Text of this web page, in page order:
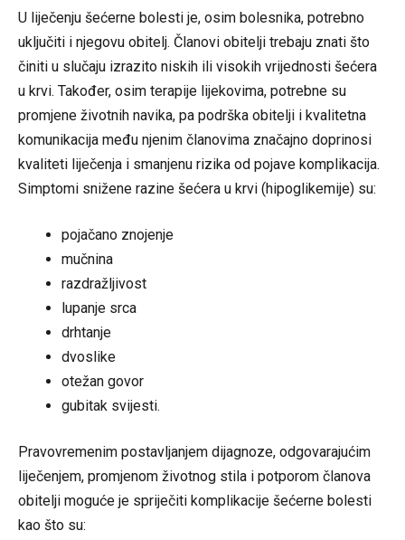
U liječenju šećerne bolesti je, osim bolesnika, potrebno
uključiti i njegovu obitelj. Članovi obitelji trebaju znati što
činiti u slučaju izrazito niskih ili visokih vrijednosti šećera
u krvi. Također, osim terapije lijekovima, potrebne su
promjene životnih navika, pa podrška obitelji i kvalitetna
komunikacija među njenim članovima značajno doprinosi
kvaliteti liječenja i smanjenu rizika od pojave komplikacija.
Simptomi snižene razine šećera u krvi (hipoglikemije) su:
pojačano znojenje
mučnina
razdražljivost
lupanje srca
drhtanje
dvoslike
otežan govor
gubitak svijesti.
Pravovremenim postavljanjem dijagnoze, odgovarajućim
liječenjem, promjenom životnog stila i potporom članova
obitelji moguće je spriječiti komplikacije šećerne bolesti
kao što su: